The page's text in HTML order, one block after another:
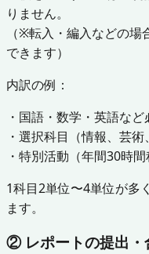
りません。
（※転入・編入などの
できます）
内訳の例：
・国語・数学・英語など
・選択科目（情報、芸術
・特別活動（年間30時間
1科目2単位〜4単位が多
ます。
② レポートの提出・